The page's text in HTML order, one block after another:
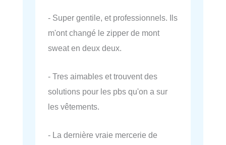
- Super gentile, et professionnels. Ils
m'ont changé le zipper de mont
sweat en deux deux.
- Tres aimables et trouvent des
solutions pour les pbs qu'on a sur
les vêtements.
- La dernière vraie mercerie de